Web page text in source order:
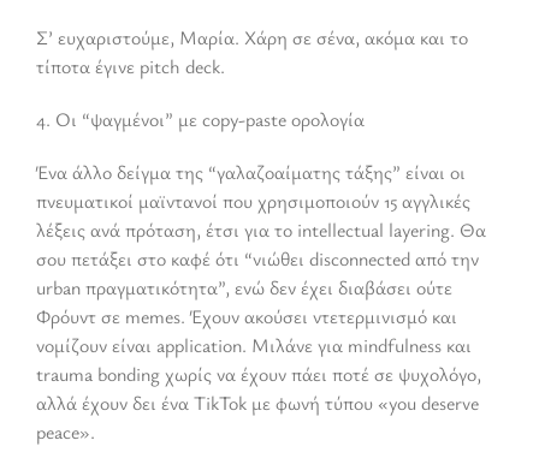
Σ’ ευχαριστούμε, Μαρία. Χάρη σε σένα, ακόμα και το
τίποτα έγινε pitch deck.
4. Οι “ψαγμένοι” με copy-paste ορολογία
Ένα άλλο δείγμα της “γαλαζοαίματης τάξης” είναι οι
πνευματικοί μαϊντανοί που χρησιμοποιούν 15 αγγλικές
λέξεις ανά πρόταση, έτσι για το intellectual layering. Θα
σου πετάξει στο καφέ ότι “νιώθει disconnected από την
urban πραγματικότητα”, ενώ δεν έχει διαβάσει ούτε
Φρόυντ σε memes. Έχουν ακούσει ντετερμινισμό και
νομίζουν είναι application. Μιλάνε για mindfulness και
trauma bonding χωρίς να έχουν πάει ποτέ σε ψυχολόγο,
αλλά έχουν δει ένα TikTok με φωνή τύπου «you deserve
peace».